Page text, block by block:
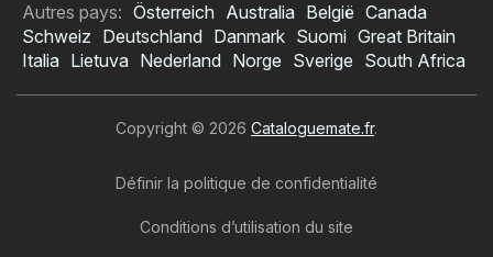
Autres pays: Österreich Australia België Canada
Schweiz Deutschland Danmark Suomi Great Britain
Italia Lietuva Nederland Norge Sverige South Africa
Copyright © 2026 Cataloguemate.fr.
Définir la politique de confidentialité
Conditions d’utilisation du site